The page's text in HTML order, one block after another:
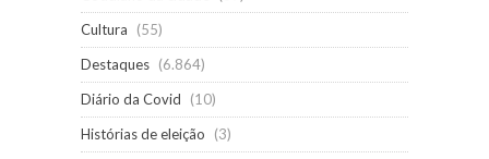
Cultura
(55)
Destaques (6.864)
Diário da Covid
(10)
Histórias de eleição
(3)